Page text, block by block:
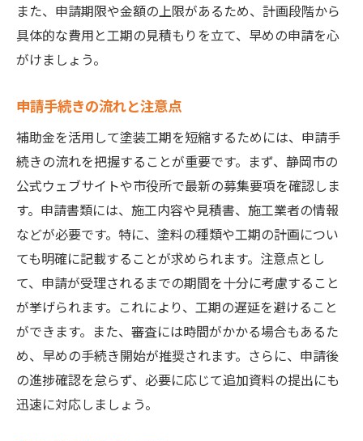
また、申請期限や金額の上限があるため、計画段階から
具体的な費用と工期の見積もりを立て、早めの申請を心
がけましょう。
申請手続きの流れと注意点
補助金を活用して塗装工期を短縮するためには、申請手
続きの流れを把握することが重要です。まず、静岡市の
公式ウェブサイトや市役所で最新の募集要項を確認しま
す。申請書類には、施工内容や見積書、施工業者の情報
などが必要です。特に、塗料の種類や工期の計画につい
ても明確に記載することが求められます。注意点とし
て、申請が受理されるまでの期間を十分に考慮すること
が挙げられます。これにより、工期の遅延を避けること
ができます。また、審査には時間がかかる場合もあるた
め、早めの手続き開始が推奨されます。さらに、申請後
の進捗確認を怠らず、必要に応じて追加資料の提出にも
迅速に対応しましょう。